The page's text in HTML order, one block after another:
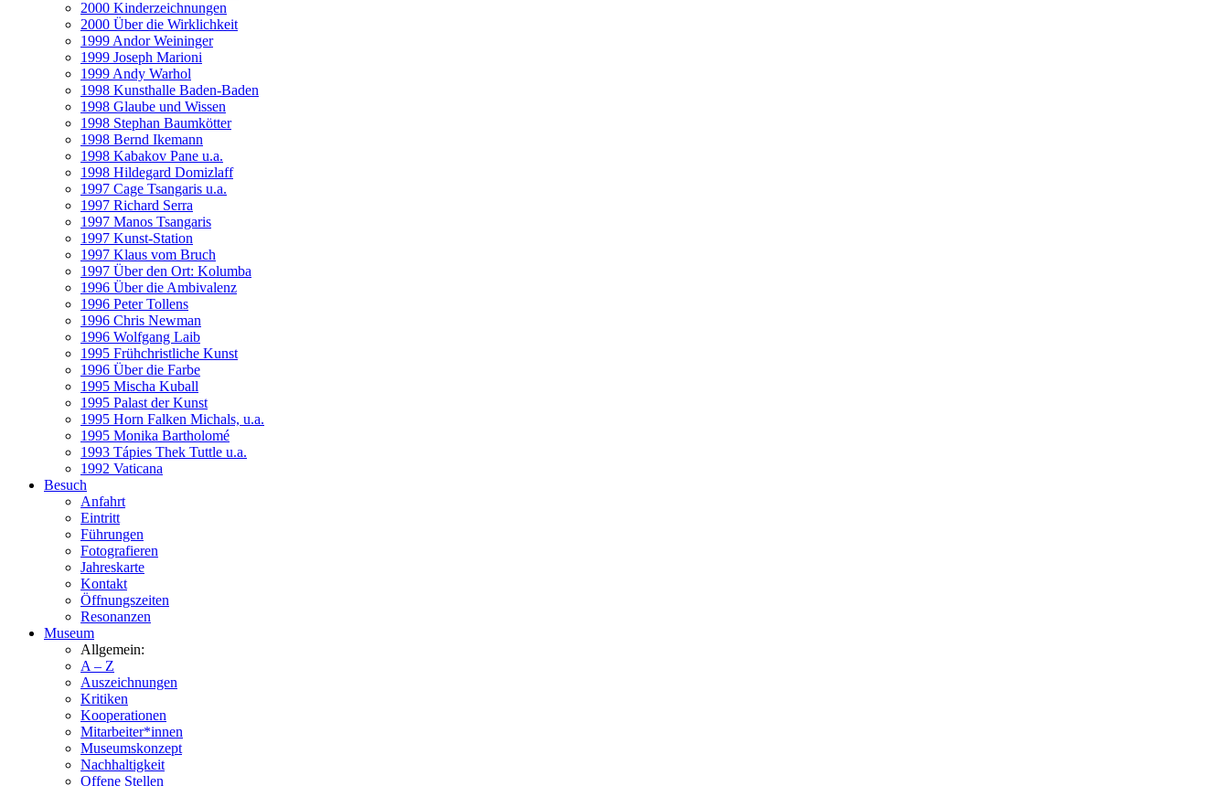
2000 Kinderzeichnungen
2000 Über die Wirklichkeit
1999 Andor Weininger
1999 Joseph Marioni
1999 Andy Warhol
1998 Kunsthalle Baden-Baden
1998 Glaube und Wissen
1998 Stephan Baumkötter
1998 Bernd Ikemann
1998 Kabakov Pane u.a.
1998 Hildegard Domizlaff
1997 Cage Tsangaris u.a.
1997 Richard Serra
1997 Manos Tsangaris
1997 Kunst-Station
1997 Klaus vom Bruch
1997 Über den Ort: Kolumba
1996 Über die Ambivalenz
1996 Peter Tollens
1996 Chris Newman
1996 Wolfgang Laib
1995 Frühchristliche Kunst
1996 Über die Farbe
1995 Mischa Kuball
1995 Palast der Kunst
1995 Horn Falken Michals, u.a.
1995 Monika Bartholomé
1993 Tápies Thek Tuttle u.a.
1992 Vaticana
Besuch
Anfahrt
Eintritt
Führungen
Fotografieren
Jahreskarte
Kontakt
Öffnungszeiten
Resonanzen
Museum
Allgemein:
A – Z
Auszeichnungen
Kritiken
Kooperationen
Mitarbeiter*innen
Museumskonzept
Nachhaltigkeit
Offene Stellen